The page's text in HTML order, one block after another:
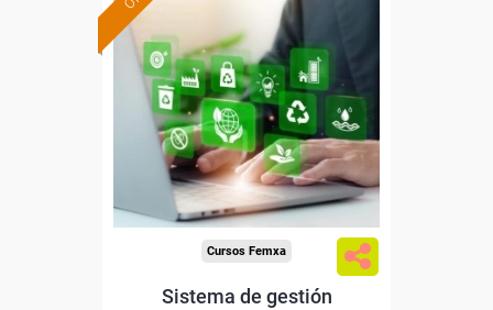
Formación 100%
subvencionada.
Para desempleados,
trabajadores y autónomos.
Sector
-Industria Alimentaria.
Cursos Femxa
Sistema de gestión